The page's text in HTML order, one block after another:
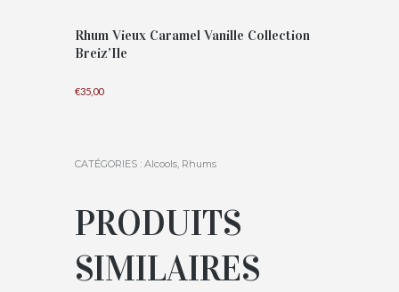
Rhum Vieux Caramel Vanille Collection
Breiz’Ile
€35,00
CATÉGORIES : Alcools, Rhums
PRODUITS
SIMILAIRES